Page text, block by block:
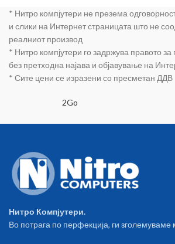
GHz Cortex-A55) GPU: Mali-
G68 Internal Memory: 128GB
MP f/1.8 (wide) PDAF OIS - 8 MP
f/2.2 120° (ultrawide) - 2 MP
f/2.4 (macro) Front Camera: 13
MP f/2.2 (wide) OS: Android 14
Fi 802.11 a/b/g/n/ac dual-band
5.3 A2DP LE GPS whit A-GPS
mounted) accelerometer gyro
proximity compass Battery:
Non-removable Li-Po 5000 mAh
* Нитро компјутери не презема
и слики на Интернет страницата што не
реалниот производ
* Нитро компјутери го задржува правото
без претходна најава и објавување на
* Сите цени се изразени со пресметан ДДВ
2Go
Нитро Компјутери.
Во потрага по перфекција, ги зголемуваме